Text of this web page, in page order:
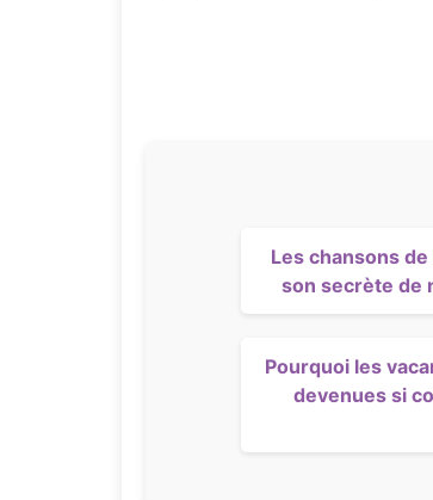
Les chansons
son secrète de
Pourquoi les
devenues si